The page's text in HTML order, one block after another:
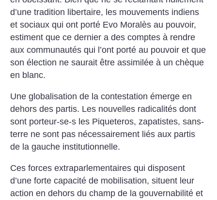
d’une tradition libertaire, les mouvements indiens
et sociaux qui ont porté Evo Moralès au pouvoir,
estiment que ce dernier a des comptes à rendre
aux communautés qui l’ont porté au pouvoir et que
son élection ne saurait être assimilée à un chèque
en blanc.
Une globalisation de la contestation émerge en
dehors des partis. Les nouvelles radicalités dont
sont porteur-se-s les Piqueteros, zapatistes, sans-
terre ne sont pas nécessairement liés aux partis
de la gauche institutionnelle.
Ces forces extraparlementaires qui disposent
d’une forte capacité de mobilisation, situent leur
action en dehors du champ de la gouvernabilité et